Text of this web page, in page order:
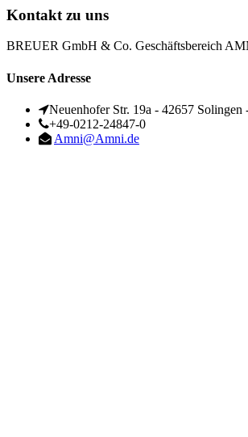
Kontakt zu uns
BREUER GmbH & Co. Geschäftsbereich
Unsere Adresse
Neuenhofer Str. 19a - 42657 Solingen
+49-0212-24847-0
Amni@Amni.de